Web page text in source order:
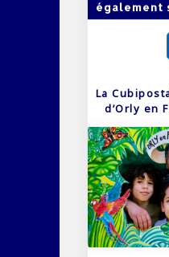
également
La
d’Orly en